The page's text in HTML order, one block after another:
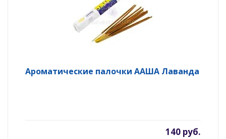
Ароматические палочки ААША Лаванда
140 руб.